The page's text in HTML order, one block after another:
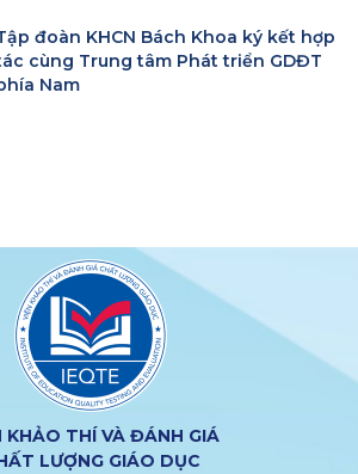
đoàn KHCN Bách Khoa ký kết hợp
cùng Trung tâm Phát triển GDĐT
Nam
KHẢO THÍ VÀ ĐÁNH GIÁ
LƯỢNG GIÁO DỤC